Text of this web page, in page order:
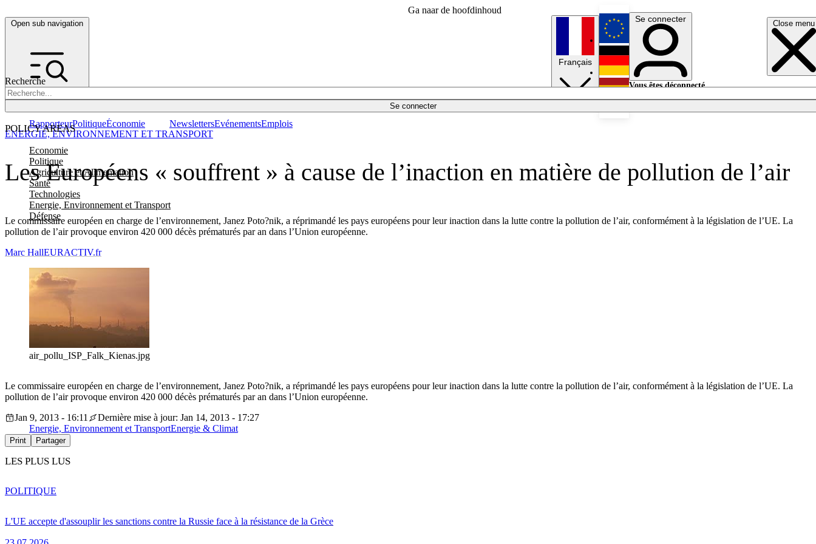
Ga naar de hoofdinhoud
Open sub navigation Close menu
Recherche
Se connecter
POLICY AREAS
Economie
Politique
Agriculture et Alimentation
Santé
Technologies
Energie, Environnement et Transport
Défense
RapporteurPolitiqueÉconomie NewslettersEvénementsEmplois
Français
English
Deutsch
Se connecter
Vous êtes déconnecté.
Les Européens « souffrent » à cause de l’inaction en matière de pollution de l’air
Le commissaire européen en charge de l’environnement, Janez Poto?nik, a réprimandé les pays européens pour leur inaction dans la lutte contre la pollution de l’air, conformément à la législation de l’UE. La
pollution de l’air provoque environ 420 000 décès prématurés par an dans l’Union européenne.
ENERGIE, ENVIRONNEMENT ET TRANSPORT
Marc HallEURACTIV.fr
air_pollu_ISP_Falk_Kienas.jpg
Le commissaire européen en charge de l’environnement, Janez Poto?nik, a réprimandé les pays européens pour leur inaction dans la lutte contre la pollution de l’air, conformément à la législation de l’UE. La
pollution de l’air provoque environ 420 000 décès prématurés par an dans l’Union européenne.
Jan 9, 2013 - 16:11
Dernière mise à jour: Jan 14, 2013 - 17:27
Energie, Environnement et TransportEnergie & Climat
Print Partager
LES PLUS LUS
L'UE accepte d'assouplir les sanctions contre la Russie face à la résistance de la Grèce
POLITIQUE